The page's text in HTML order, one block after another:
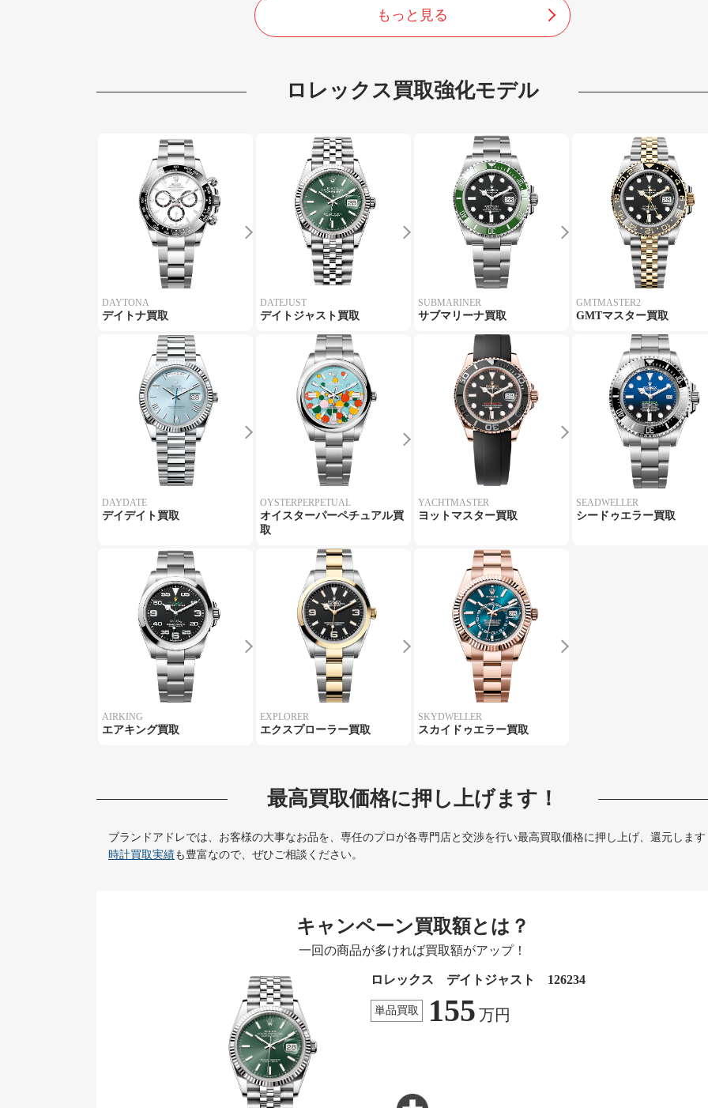
もっと見る
ロレックス買取強化モデル
DAYTONA
デイトナ買取
DATEJUST
デイトジャスト買取
SUBMARINER
サブマリーナ買取
GMTMASTER2
GMTマスター買取
DAYDATE
デイデイト買取
OYSTERPERPETUAL
オイスターパーペチュアル買
取
YACHTMASTER
ヨットマスター買取
SEADWELLER
シードゥエラー買取
AIRKING
エアキング買取
EXPLORER
エクスプローラー買取
SKYDWELLER
スカイドゥエラー買取
最高買取価格に押し上げます！
ブランドアドレでは、お客様の大事なお品を、専任のプロが各専門店と交渉を行い最高買取価格に押し上げ、還元します
時計買取実績も豊富なので、ぜひご相談ください。
キャンペーン買取額とは？
一回の商品が多ければ買取額がアップ！
ロレックス デイトジャスト 126234
単品買取 155 万円